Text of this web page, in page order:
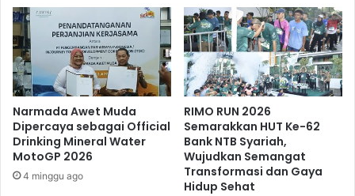
Narmada Awet Muda
Dipercaya sebagai Official
Drinking Mineral Water
MotoGP 2026
4 minggu ago
RIMO RUN 2026
Semarakkan HUT Ke-62
Bank NTB Syariah,
Wujudkan Semangat
Transformasi dan Gaya
Hidup Sehat